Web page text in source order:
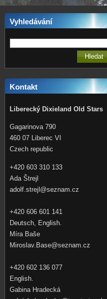
Vyhledávání
Kontakt
Liberecký Dixieland Old Stars
Gagarinova 790
460 07 Liberec VI
Czech republic
+420 603 310 133
Ada Štrejl
adolf.strejl@seznam.cz
+420 606 601 141
Deutsch, English.
Míra Baše
Miroslav.Base@seznam.cz
+420 602 136 077
English.
Gabina Hradecká